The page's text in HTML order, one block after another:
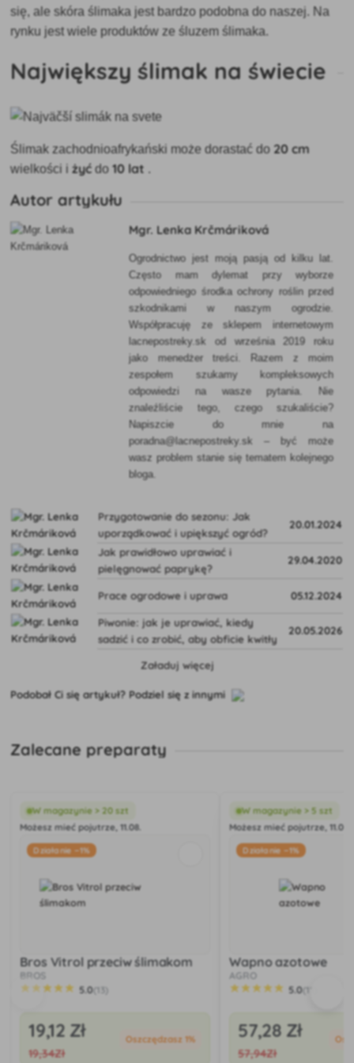
się, ale skóra ślimaka jest bardzo podobna do naszej. Na
rynku jest wiele produktów ze śluzem ślimaka.
Największy ślimak na świecie
Ślimak zachodnioafrykański może dorastać do 20 cm
wielkości i żyć do10 lat .
Autor artykułu
Mgr. Lenka Krčmáriková
Ogrodnictwo jest moją pasją od kilku lat.
Często mam dylemat przy wyborze
odpowiedniego środka ochrony roślin przed
szkodnikami w naszym ogrodzie.
Współpracuję ze sklepem internetowym
lacnepostreky.sk od września 2019 roku
jako menedżer treści. Razem z moim
zespołem szukamy kompleksowych
odpowiedzi na wasze pytania. Nie
znaleźliście tego, czego szukaliście?
Napiszcie do mnie na
poradna@lacnepostreky.sk – być może
wasz problem stanie się tematem kolejnego
bloga.
Przygotowanie do sezonu: Jak
uporządkować i upiększyć ogród?
20.01.2024
Jak prawidłowo uprawiać i
pielęgnować paprykę?
29.04.2020
Prace ogrodowe i uprawa 05.12.2024
Piwonie: jak je uprawiać, kiedy
sadzić i co zrobić, aby obficie kwitły
20.05.2026
Załaduj więcej
Podobał Ci się artykuł? Podziel się z innymi
Zalecane preparaty
W magazynie > 20 szt
Możesz mieć pojutrze, 11.08.
Działanie −1%
Bros Vitrol przeciw ślimakom
BROS
5.0(13)
19,12 Zł
19,34Zł
Oszczędzasz 1%
W magazynie > 5 szt
Możesz mieć pojutrze, 11.08.
Działanie −1%
Wapno azotowe
AGRO
5.0(11)
57,28 Zł
57,94Zł